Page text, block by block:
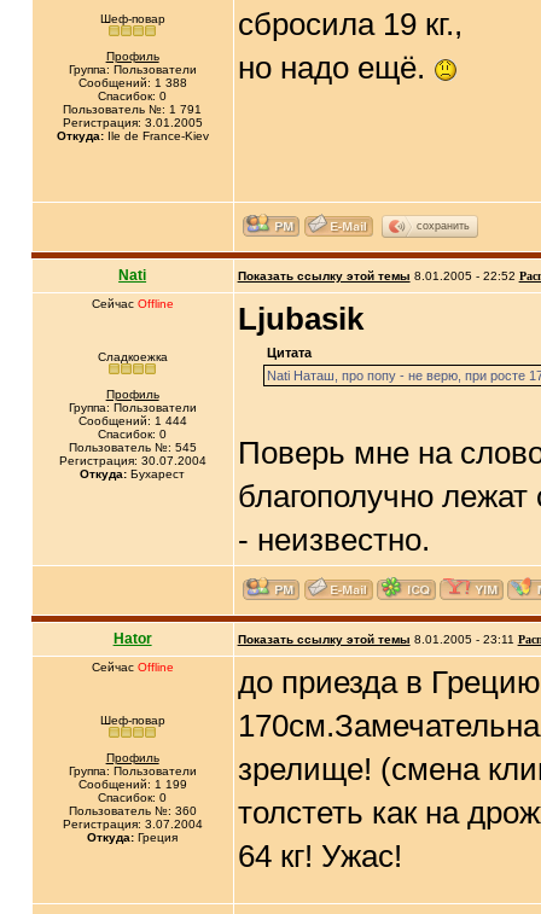
Шеф-повар
Профиль
Группа: Пользователи
Сообщений: 1 388
Спасибок: 0
Пользователь №: 1 791
Регистрация: 3.01.2005
Откуда:Ile de France-Kiev
сбросила 19 кг.,
но надо ещё.
сохранить
Nati Показать ссылку этой темы 8.01.2005 - 22:52
Сейчас Offline
Сладкоежка
Профиль
Группа: Пользователи
Сообщений: 1 444
Спасибок: 0
Пользователь №: 545
Регистрация: 30.07.2004
Откуда: Бухарест
Ljubasik
Цитата
Nati Наташ, про попу - не верю, при росте
Поверь мне на
благополучно
- неизвестно.
Hator Показать ссылку этой темы 8.01.2005 - 23:11
Сейчас Offline
Шеф-повар
Профиль
Группа: Пользователи
Сообщений: 1 199
Спасибок: 0
Пользователь №: 360
Регистрация: 3.07.2004
Откуда: Греция
до приезда в
зрелище! (смена
толстеть как на
64 кг! Ужас!